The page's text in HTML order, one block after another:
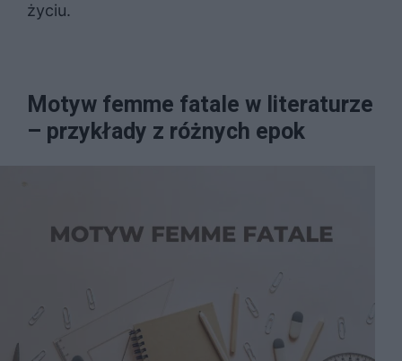
życiu.
Motyw femme fatale w literaturze
– przykłady z różnych epok